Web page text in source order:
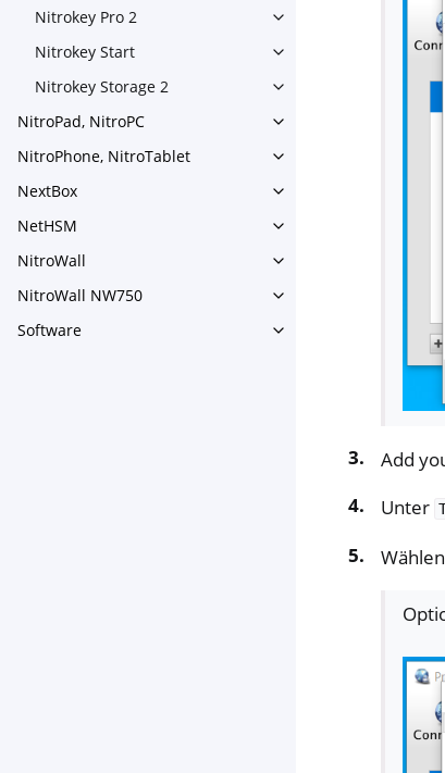
Nitrokey Pro 2
Toggle navigation of
Nitrokey Start
Toggle navigation of
Nitrokey Storage 2
Toggle navigation of
NitroPad, NitroPC
Toggle navigation of
NitroPhone, NitroTablet
Toggle navigation of
NextBox
Toggle navigation of
NetHSM
Toggle navigation of
NitroWall
Toggle navigation of
NitroWall NW750
Toggle navigation of
Software
Toggle navigation of
Add
Unter